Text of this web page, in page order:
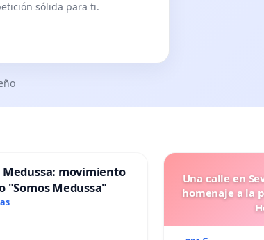
sólida para ti.
Medussa: movimiento
"Somos Medussa"
Una calle en
homenaje a la